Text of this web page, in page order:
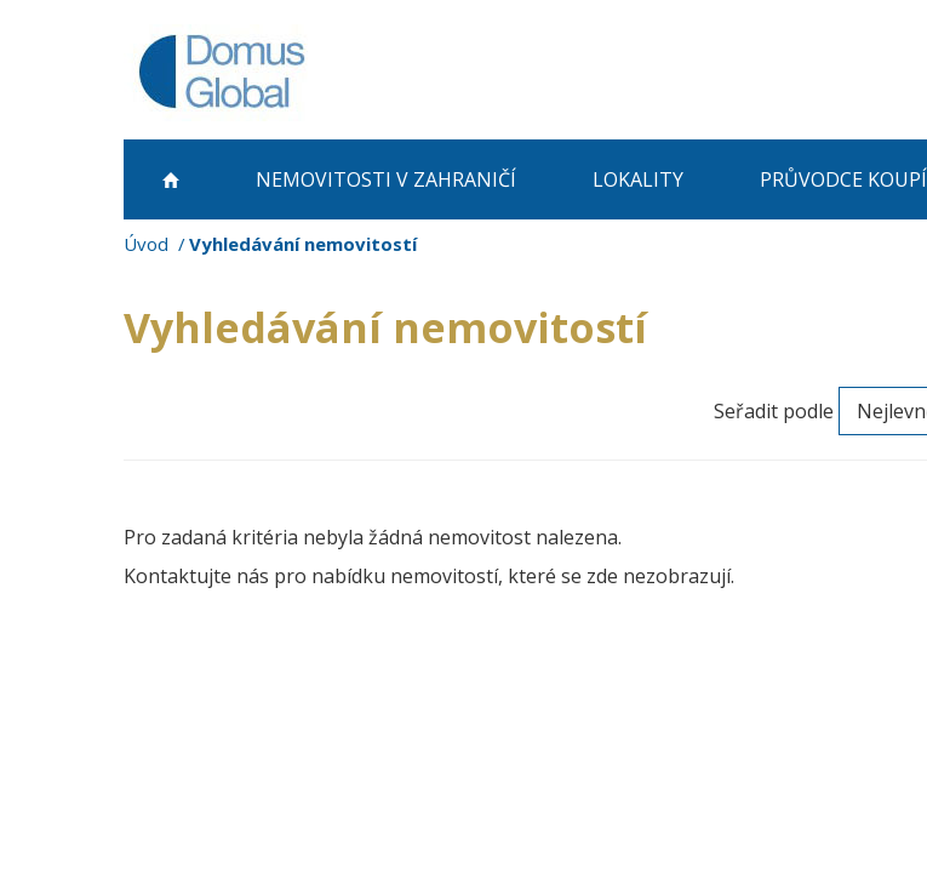
NEMOVITOSTI V ZAHRANIČÍ LOKALITY PRŮVODCE KOUPÍ
Úvod Vyhledávání nemovitostí
Vyhledávání nemovitostí
Seřadit podle
Pro zadaná kritéria nebyla žádná nemovitost nalezena.
Kontaktujte nás pro nabídku nemovitostí, které se zde nezobrazují.